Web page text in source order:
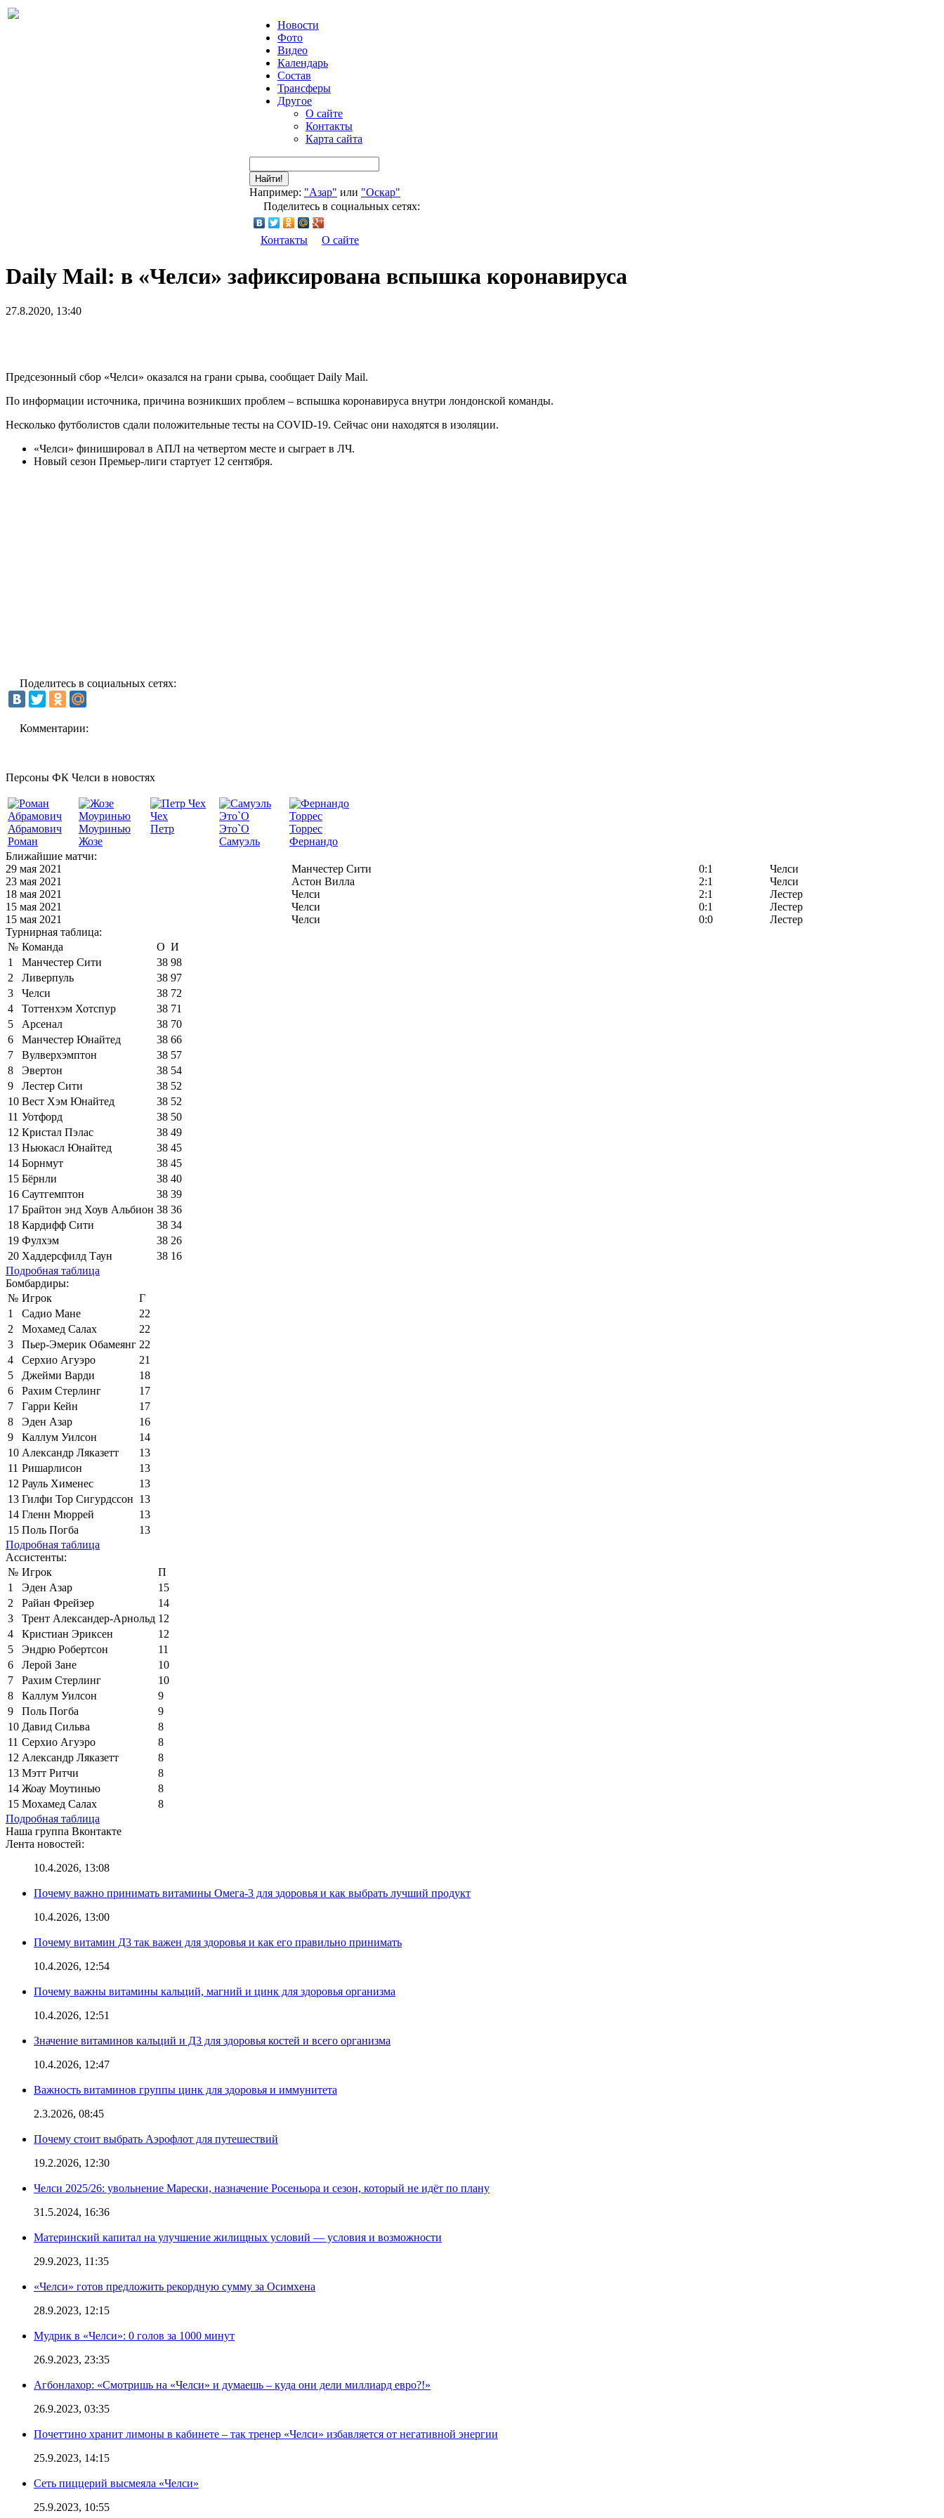
Новости
Фото
Видео
Календарь
Состав
Трансферы
Другое
О сайте
Контакты
Карта сайта
Найти!
Например: "Азар" или "Оскар"
Поделитесь в социальных сетях:
Контакты О сайте
Daily Mail: в «Челси» зафиксирована вспышка коронавируса
27.8.2020, 13:40
Предсезонный сбор «Челси» оказался на грани срыва, сообщает Daily Mail.
По информации источника, причина возникших проблем – вспышка коронавируса внутри лондонской команды.
Несколько футболистов сдали положительные тесты на COVID-19. Сейчас они находятся в изоляции.
«Челси» финишировал в АПЛ на четвертом месте и сыграет в ЛЧ.
Новый сезон Премьер-лиги стартует 12 сентября.
Поделитесь в социальных сетях:
Комментарии:
Персоны ФК Челси в новостях
Абрамович
Роман
Моуринью
Жозе
Чех
Петр
Это`О
Самуэль
Торрес
Фернандо
Ближайшие матчи:
29 мая 2021
Манчестер Сити 0:1
Челси
23 мая 2021
Астон Вилла 2:1
Челси
18 мая 2021
Челси 2:1
Лестер
15 мая 2021
Челси 0:1
Лестер
15 мая 2021
Челси 0:0
Лестер
Турнирная таблица:
№ Команда О И
1
Манчестер Сити 38 98
2
Ливерпуль 38 97
3
Челси 38 72
4
Тоттенхэм Хотспур 38 71
5
Арсенал 38 70
6
Манчестер Юнайтед 38 66
7
Вулверхэмптон 38 57
8
Эвертон 38 54
9
Лестер Сити 38 52
10 Вест Хэм Юнайтед 38 52
11 Уотфорд 38 50
12 Кристал Пэлас 38 49
13 Ньюкасл Юнайтед 38 45
14 Борнмут 38 45
15 Бёрнли 38 40
16 Саутгемптон 38 39
17 Брайтон энд Хоув Альбион 38 36
18 Кардифф Сити 38 34
19 Фулхэм 38 26
20 Хаддерсфилд Таун 38 16
Подробная таблица
Бомбардиры:
№ Игрок
Г
1
Садио Мане
22
2
Мохамед Салах
22
3
Пьер-Эмерик Обамеянг 22
4
Серхио Агуэро
21
5
Джейми Варди
18
6
Рахим Стерлинг
17
7
Гарри Кейн
17
8
Эден Азар
16
9
Каллум Уилсон
14
10 Александр Ляказетт
13
11 Ришарлисон
13
12 Рауль Хименес
13
13 Гилфи Тор Сигурдссон 13
14 Гленн Мюррей
13
15 Поль Погба
13
Подробная таблица
Ассистенты:
№ Игрок
П
1
Эден Азар
15
2
Райан Фрейзер
14
3
Трент Александер-Арнольд 12
4
Кристиан Эриксен
12
5
Эндрю Робертсон
11
6
Лерой Зане
10
7
Рахим Стерлинг
10
8
Каллум Уилсон
9
9
Поль Погба
9
10 Давид Сильва
8
11 Серхио Агуэро
8
12 Александр Ляказетт
8
13 Мэтт Ритчи
8
14 Жоау Моутинью
8
15 Мохамед Салах
8
Подробная таблица
Наша группа Вконтакте
Лента новостей:
10.4.2026, 13:08
Почему важно принимать витамины Омега-3 для здоровья и как выбрать лучший продукт
10.4.2026, 13:00
Почему витамин Д3 так важен для здоровья и как его правильно принимать
10.4.2026, 12:54
Почему важны витамины кальций, магний и цинк для здоровья организма
10.4.2026, 12:51
Значение витаминов кальций и Д3 для здоровья костей и всего организма
10.4.2026, 12:47
Важность витаминов группы цинк для здоровья и иммунитета
2.3.2026, 08:45
Почему стоит выбрать Аэрофлот для путешествий
19.2.2026, 12:30
Челси 2025/26: увольнение Марески, назначение Росеньора и сезон, который не идёт по плану
31.5.2024, 16:36
Материнский капитал на улучшение жилищных условий — условия и возможности
29.9.2023, 11:35
«Челси» готов предложить рекордную сумму за Осимхена
28.9.2023, 12:15
Мудрик в «Челси»: 0 голов за 1000 минут
26.9.2023, 23:35
Агбонлахор: «Смотришь на «Челси» и думаешь – куда они дели миллиард евро?!»
26.9.2023, 03:35
Почеттино хранит лимоны в кабинете – так тренер «Челси» избавляется от негативной энергии
25.9.2023, 14:15
Сеть пиццерий высмеяла «Челси»
25.9.2023, 10:55